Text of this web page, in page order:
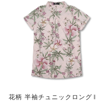
花柄 半袖チュニックロングⅡ